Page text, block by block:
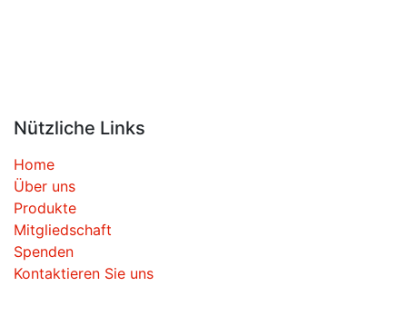
Nützliche Links
Home
Über uns
Produkte
Mitgliedschaft
Spenden
Kontaktieren Sie uns